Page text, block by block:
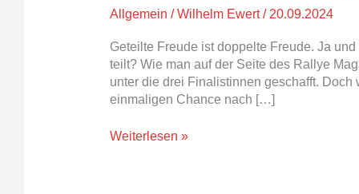
Allgemein /Wilhelm Ewert/ 20.09.2024
Geteilte Freude ist doppelte Freude. Ja
teilt? Wie man auf der Seite des Rallye
unter die drei Finalistinnen geschafft.
einmaligen Chance nach […]
Weiterlesen »